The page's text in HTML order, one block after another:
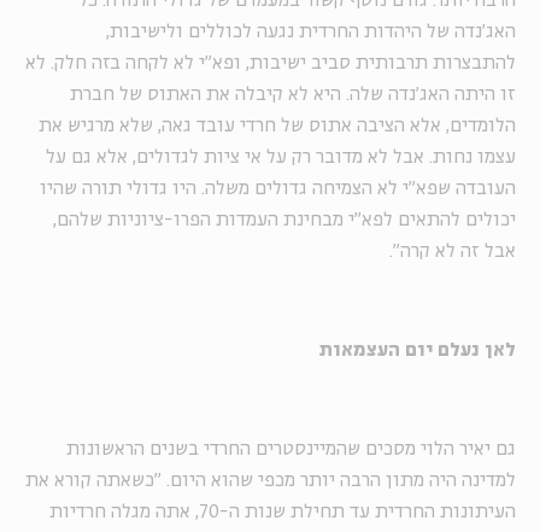
האג'נדה של היהדות החרדית נגעה לכוללים ולישיבות,
להתבצרות תרבותית סביב ישיבות, ופא"י לא לקחה בזה חלק. לא
זו היתה האג'נדה שלה. היא לא קיבלה את האתוס של חברת
הלומדים, אלא הציבה אתוס של חרדי עובד גאה, שלא מרגיש את
עצמו נחות. אבל לא מדובר רק על אי ציות לגדולים, אלא גם על
העובדה שפא"י לא הצמיחה גדולים משלה. היו גדולי תורה שהיו
יכולים להתאים לפא"י מבחינת העמדות הפרו-ציוניות שלהם,
אבל זה לא קרה".
לאן נעלם יום העצמאות
גם יאיר הלוי מסכים שהמיינסטרים החרדי בשנים הראשונות
למדינה היה מתון הרבה יותר מכפי שהוא היום. "כשאתה קורא את
העיתונות החרדית עד תחילת שנות ה-70, אתה מגלה חרדיות